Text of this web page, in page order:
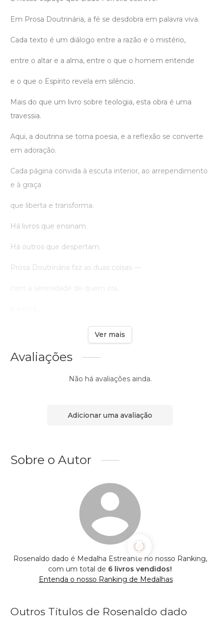
Em Prosa Doutrinária, a fé se desdobra em palavra viva.
Cada texto é um diálogo entre a razão e o mistério,
entre o altar e a alma, entre o que o homem entende
e o que o Espírito revela em silêncio.
Mais do que um livro sobre teologia, esta obra é uma
travessia.
Aqui, a doutrina se torna poesia, e a reflexão se converte
em adoração.
Cada página convida à escuta interior, ao arrependimento
e à graça
que liberta e transforma.
Há livros que ensinam.
Há outros que despertam.
Prosa Doutrinária faz as duas coisas —
Ver mais
Avaliações
Não há avaliações ainda.
Adicionar uma avaliação
Sobre o Autor
Rosenaldo dado é Medalha Estreante no nosso Ranking,
com um total de 6 livros vendidos!
Entenda o nosso Ranking de Medalhas
Outros Títulos de Rosenaldo dado